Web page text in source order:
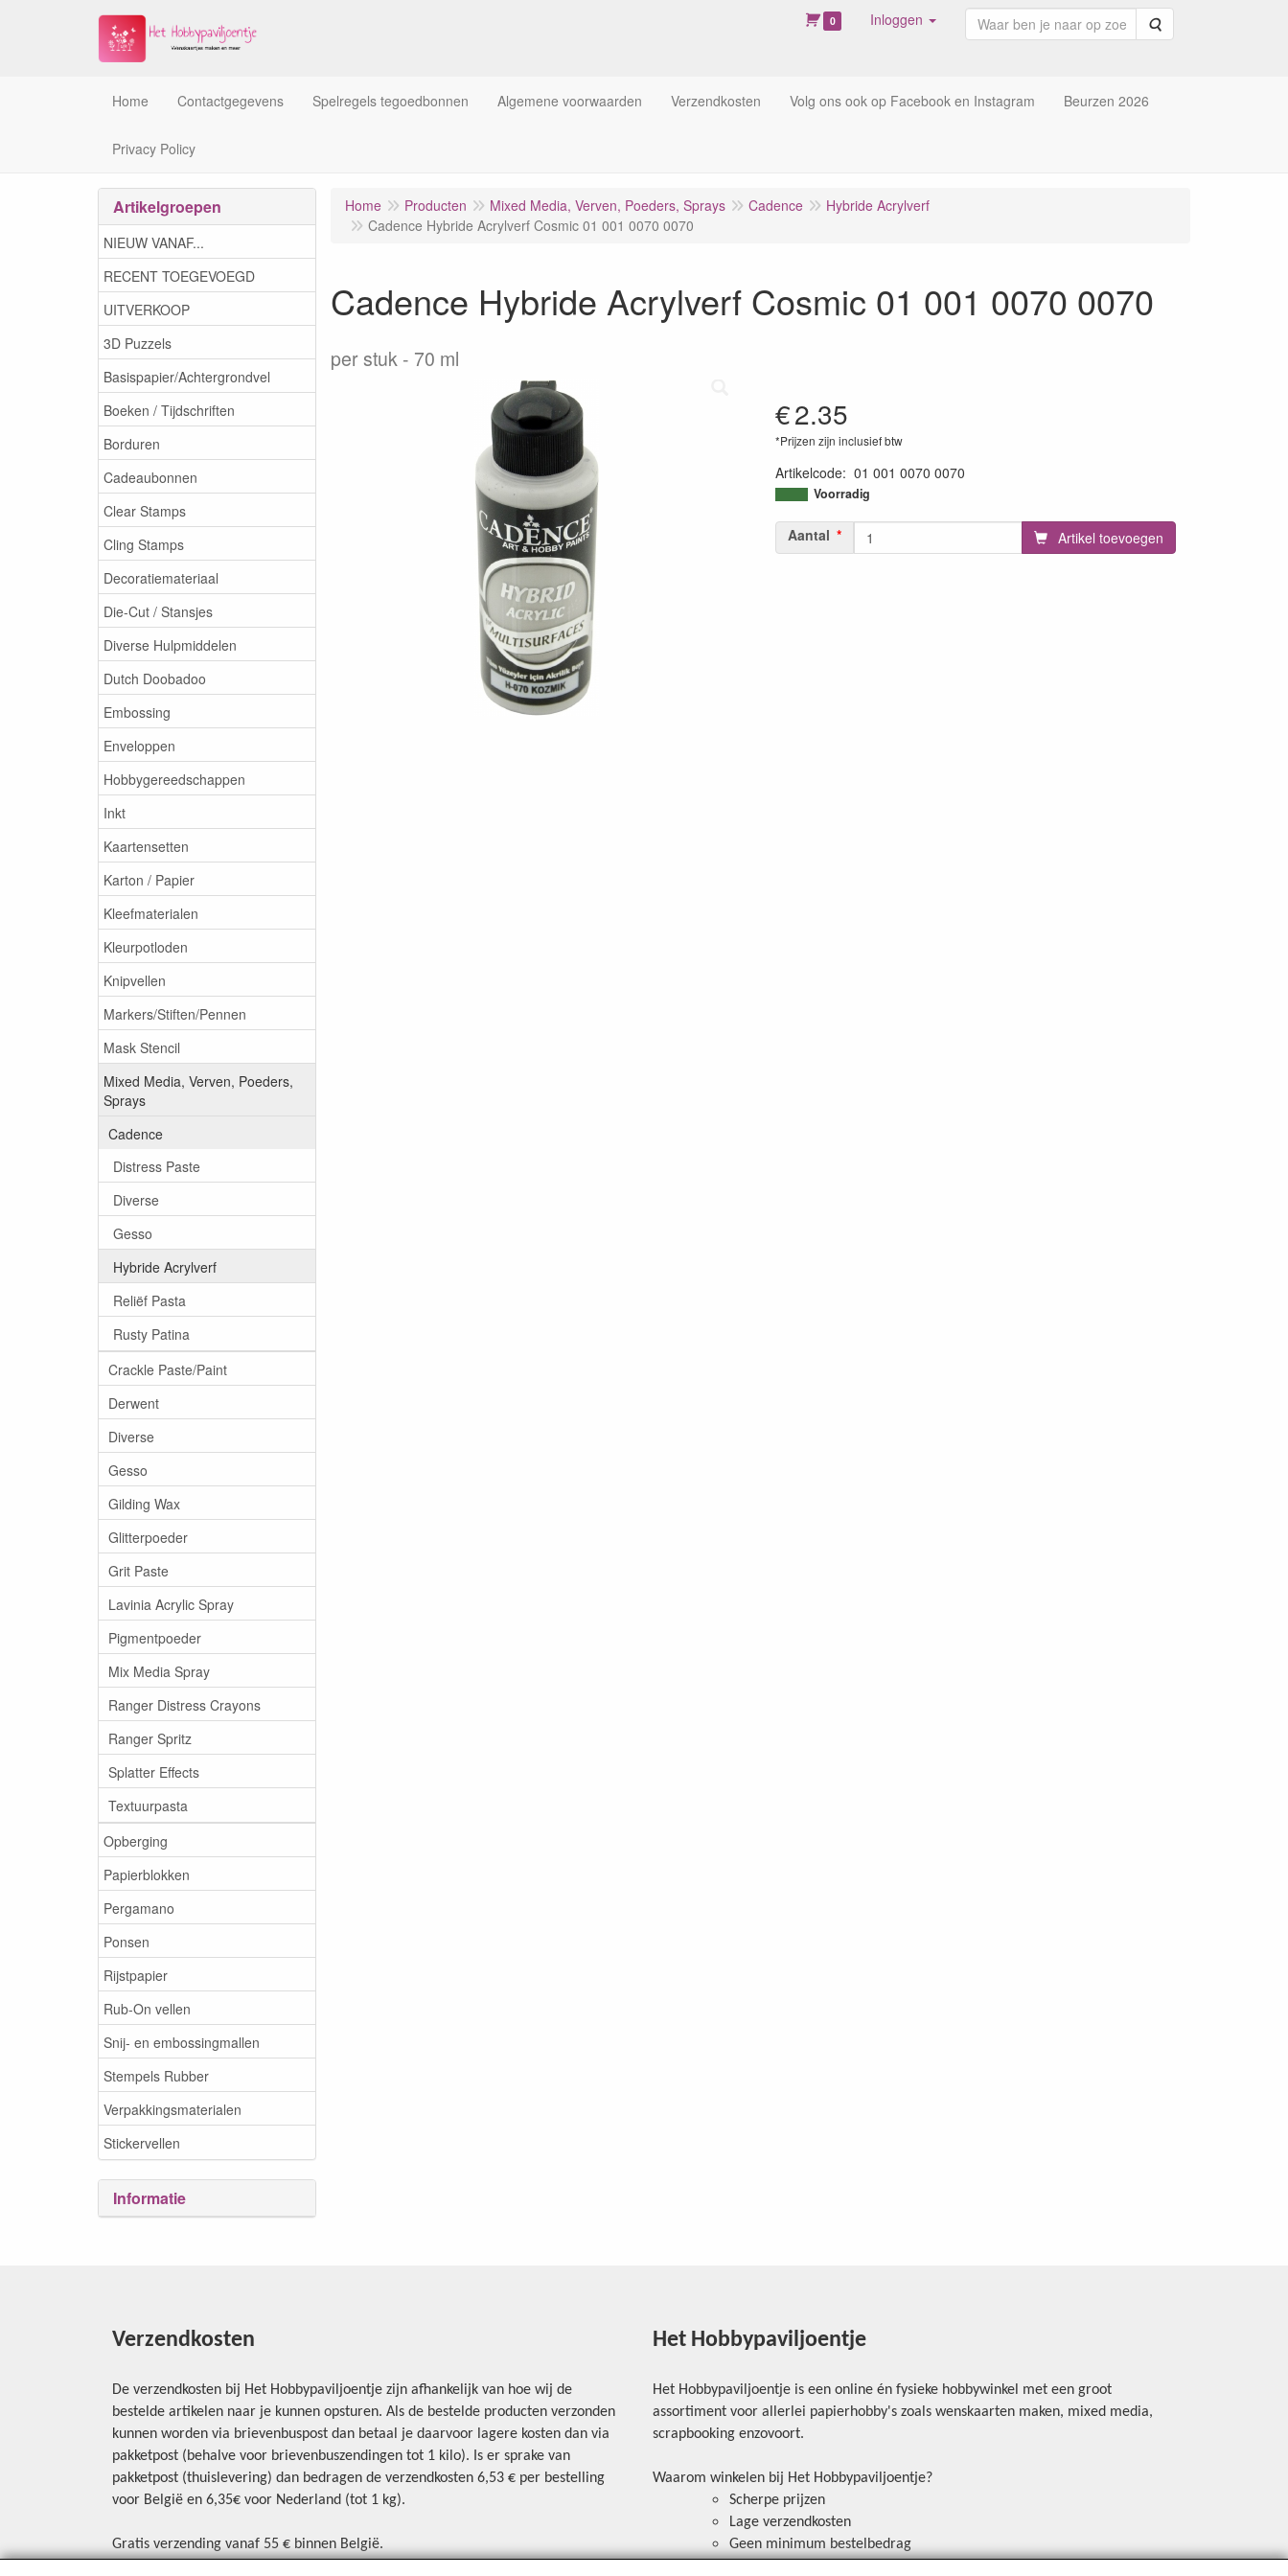
0 Inloggen Zoeken
Home Contactgegevens Spelregels tegoedbonnen Algemene voorwaarden Verzendkosten Volg ons ook op Facebook en Instagram Beurzen 2026
Privacy Policy
Artikelgroepen
NIEUW VANAF...
RECENT TOEGEVOEGD
UITVERKOOP
3D Puzzels
Basispapier/Achtergrondvel
Boeken / Tijdschriften
Borduren
Cadeaubonnen
Clear Stamps
Cling Stamps
Decoratiemateriaal
Die-Cut / Stansjes
Diverse Hulpmiddelen
Dutch Doobadoo
Embossing
Enveloppen
Hobbygereedschappen
Inkt
Kaartensetten
Karton / Papier
Kleefmaterialen
Kleurpotloden
Knipvellen
Markers/Stiften/Pennen
Mask Stencil
Mixed Media, Verven, Poeders,
Sprays
Cadence
Distress Paste
Diverse
Gesso
Hybride Acrylverf
Reliëf Pasta
Rusty Patina
Crackle Paste/Paint
Derwent
Diverse
Gesso
Gilding Wax
Glitterpoeder
Grit Paste
Lavinia Acrylic Spray
Pigmentpoeder
Mix Media Spray
Ranger Distress Crayons
Ranger Spritz
Splatter Effects
Textuurpasta
Opberging
Papierblokken
Pergamano
Ponsen
Rijstpapier
Rub-On vellen
Snij- en embossingmallen
Stempels Rubber
Verpakkingsmaterialen
Stickervellen
Informatie
Home Producten Mixed Media, Verven, Poeders, Sprays Cadence
Hybride Acrylverf
Cadence Hybride Acrylverf Cosmic 01 001 0070 0070
Cadence Hybride Acrylverf Cosmic 01 001 0070 0070
per stuk 70 ml
€2.35
*Prijzen zijn inclusief btw
Artikelcode: 01 001 0070 0070
8699036756535
Voorradig
Aantal Artikel toevoegen
Verzendkosten
De verzendkosten bij Het Hobbypaviljoentje zijn afhankelijk van hoe wij de
bestelde artikelen naar je kunnen opsturen. Als de bestelde producten verzonden
kunnen worden via brievenbuspost dan betaal je daarvoor lagere kosten dan via
pakketpost (behalve voor brievenbuszendingen tot 1 kilo). Is er sprake van
pakketpost (thuislevering) dan bedragen de verzendkosten 6,53 € per bestelling
voor België en 6,35€ voor Nederland (tot 1 kg).
Gratis verzending vanaf 55 € binnen België.
Het Hobbypaviljoentje
Het Hobbypaviljoentje is een online én fysieke hobbywinkel met een groot
assortiment voor allerlei papierhobby's zoals wenskaarten maken, mixed media,
scrapbooking enzovoort.
Waarom winkelen bij Het Hobbypaviljoentje?
Scherpe prijzen
Lage verzendkosten
Geen minimum bestelbedrag